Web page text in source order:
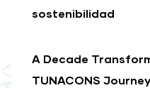
sostenibilidad
A Decade
TUNACONS